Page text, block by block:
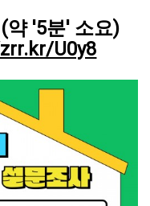
약 '5분' 소요)
U0y8